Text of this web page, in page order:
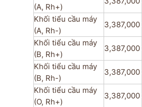
(A, Rh+)
Khối tiểu cầu máy
(A, Rh-)
3,387,000
Khối tiểu cầu máy
(B, Rh+)
3,387,000
Khối tiểu cầu máy
(B, Rh-)
3,387,000
Khối tiểu cầu máy
(O, Rh+)
3,387,000